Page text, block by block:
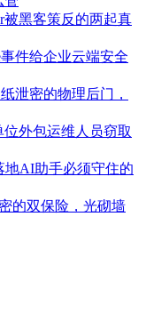
被黑客策反的两起真
件给企业云端安全
泄密的物理后门，
外包运维人员窃取
地AI助手必须守住的
的双保险，光砌墙